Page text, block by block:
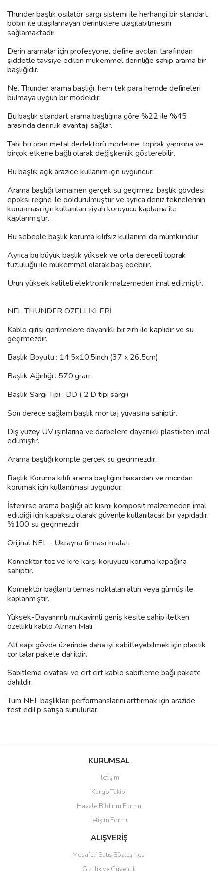
Thunder başlık osilatör sargı sistemi ile herhangi bir standart
bobin ile ulaşılamayan derinliklere ulaşılabilmesini
sağlamaktadır.
Derin aramalar için profesyonel define avcıları tarafından
şiddetle tavsiye edilen mükemmel derinliğe sahip arama bir
başlığıdır.
Nel Thunder arama başlığı, hem tek para hemde defineleri
bulmaya uygun bir modeldir.
Bu başlık standart arama başlığına göre %22 ile %45
arasında derinlik avantajı sağlar.
Tabi bu oran metal dedektörü modeline, toprak yapısına ve
birçok etkene bağlı olarak değişkenlik gösterebilir.
Bu başlık açık arazide kullanım için uygundur.
Arama başlığı tamamen gerçek su geçirmez, başlık gövdesi
epoksi reçine ile doldurulmuştur ve ayrıca deniz teknelerinin
korunması için kullanılan siyah koruyucu kaplama ile
kaplanmıştır.
Bu sebeple başlık koruma kılıfsız kullanımı da mümkündür.
Ayrıca bu büyük başlık yüksek ve orta dereceli toprak
tuzluluğu ile mükemmel olarak baş edebilir.
Ürün yüksek kaliteli elektronik malzemeden imal edilmiştir.
NEL THUNDER ÖZELLİKLERİ
Kablo girişi gerilmelere dayanıklı bir zırh ile kaplıdır ve su
geçirmezdir.
Başlık Boyutu : 14.5x10.5inch (37 x 26.5cm)
Başlık Ağırlığı : 570 gram
Başlık Sargı Tipi : DD ( 2 D tipi sargı)
Son derece sağlam başlık montaj yuvasına sahiptir.
Dış yüzey UV ışınlarına ve darbelere dayanıklı plastikten imal
edilmiştir.
Arama başlığı komple gerçek su geçirmezdir.
Başlık Koruma kılıfı arama başlığını hasardan ve mıcırdan
korumak için kullanılması uygundur.
İstenirse arama başlığı alt kısmı komposit malzemeden imal
edildiği için kapaksız olarak güvenle kullanılacak bir yapıdadır.
%100 su geçirmezdir.
Orijinal NEL - Ukrayna firması imalatı
Konnektör toz ve kire karşı koruyucu koruma kapağına
sahiptir.
Konnektör bağlantı temas noktaları altın veya gümüş ile
kaplanmıştır.
Yüksek-Dayanımlı mukavimli geniş kesite sahip iletken
özellikli kablo Alman Malı
Alt sapı gövde üzerinde daha iyi sabitleyebilmek için plastik
contalar pakete dahildir.
Sabitleme cıvatası ve cırt cırt kablo sabitleme bağı pakete
dahildir.
Tüm NEL başlıkları performanslarını arttırmak için arazide
test edilip satışa sunulurlar.
Bu ürüne ilk yorumu siz yapın!
Ürün resmi kalitesiz, bozuk veya görüntülenemiyor.
Ürün açıklamasında eksik bilgiler bulunuyor.
Ürün bilgilerinde hatalar bulunuyor.
Ürün fiyatı diğer sitelerden daha pahalı.
KURUMSAL
İletişim
Kargo Takibi
Havale Bildirim Formu
İletişim Formu
ALIŞVERİŞ
Mesafeli Satış Sözleşmesi
Gizlilik ve Güvenlik